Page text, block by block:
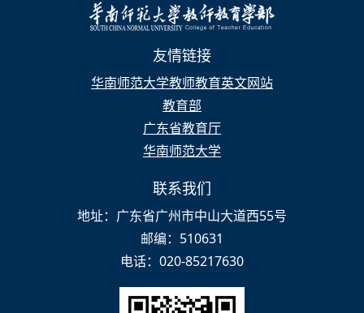
友情链接
华南师范大学教师教育英文网站
教育部
广东省教育厅
华南师范大学
联系我们
地址：广东省广州市中山大道西55号
邮编：510631
电话：020-85217630